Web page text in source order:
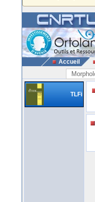
Accueil
TLFi